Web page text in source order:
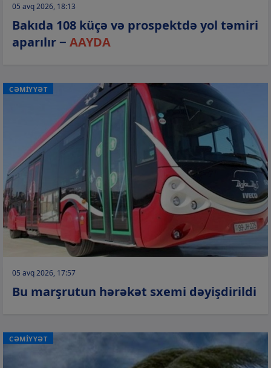
05 avq 2026, 18:13
Bakıda 108 küçə və prospektdə yol təmiri
aparılır − AAYDA
CƏMİYYƏT
05 avq 2026, 17:57
Bu marşrutun hərəkət sxemi dəyişdirildi
CƏMİYYƏT